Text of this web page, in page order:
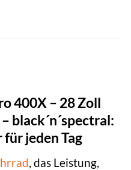
400X – 28 Zoll
black´n´spectral:
jeden Tag
, das Leistung,